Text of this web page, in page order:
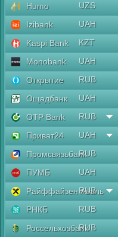
Humo
UZS
Izibank
UAH
Kaspi Bank
KZT
Monobank
UAH
Открытие
RUB
Ощадбанк
UAH
OTP Bank
RUB
Приват24
UAH
ПромсвязьбанкRUB
ПУМБ
UAH
Райффайзен Аваль
RUB
РНКБ
RUB
РоссельхозбанкRUB